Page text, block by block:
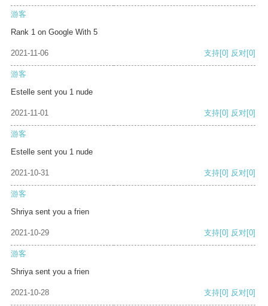
游客
Rank 1 on Google With 5
2021-11-06 支持[0] 反对[0]
游客
Estelle sent you 1 nude
2021-11-01 支持[0] 反对[0]
游客
Estelle sent you 1 nude
2021-10-31 支持[0] 反对[0]
游客
Shriya sent you a frien
2021-10-29 支持[0] 反对[0]
游客
Shriya sent you a frien
2021-10-28 支持[0] 反对[0]